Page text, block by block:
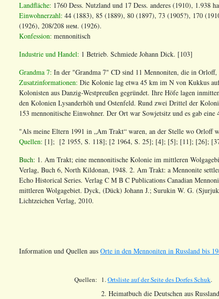
Landfläche: 1760 Dess. Nutzland und 17 Dess. anderes (1910), 1.938
Einwohnerzahl: 44 (1883), 85 (1889), 80 (1897), 73 (1905?), 170
(1926), 208/208 нем. (1926).
Konfession: mennonitisch
Industrie und Handel: 1 Betrieb. Schmiede Johann Dick. [103]
Grandma 7: In der "Grandma 7" CD sind 11 Mennoniten, die in Orloff,
Zusatzinformationen: Die Kolonie lag etwa 45 km im N von Kukkus
Kolonisten aus Danzig-Westpreußen gegründet. Ihre Höfe lagen
den Kolonien Lysanderhöh und Ostenfeld. Rund zwei Drittel der
153 mennonitische Einwohner. Der Ort war Sowjetsitz und es gab eine
"Als meine Eltern 1991 in „Am Trakt“ waren, an der Stelle wo Orloff
Quellen: [1]; [2 1955, S. 118]; [2 1964, S. 25]; [4]; [5]; [11]; [26];
Buch: 1. Am Trakt; eine mennonitische Kolonie im mittleren
Verlag, Buch 6, North Kildonan, 1948. 2. Am Trakt: a Mennonite
Echo Historical Series. Verlag C M B C Publications Canadian
mittleren Wolgagebiet. Dyck, (Dück) Johann J.; Surukin W. G.
Lichtzeichen Verlag, 2010.
Information und Quellen aus Orte in den Mennoniten in Russland bis
Quellen: 1.Ortsliste auf der Seite des DorfesSchuk.
2. Heimatbuch die Deutschen aus